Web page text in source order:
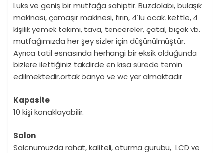
Lüks ve geniş bir mutfağa sahiptir. Buzdolabı, bulaşık
makinası, çamaşır makinesi, fırın, 4´lü ocak, kettle, 4
kişilik yemek takımı, tava, tencereler, çatal, bıçak vb.
mutfağımızda her şey sizler için düşünülmüştür.
Ayrıca tatil esnasında herhangi bir eksik olduğunda
bizlere ilettiğiniz takdirde en kısa sürede temin
edilmektedir.ortak banyo ve wc yer almaktadır
Kapasite
10 kişi konaklayabilir.
Salon
Salonumuzda rahat, kaliteli, oturma gurubu, LCD ve